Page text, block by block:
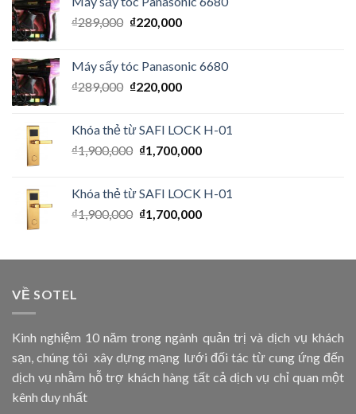
₫289,000 ₫220,000
Máy sấy tóc Panasonic 6680
₫289,000 ₫220,000
Khóa thẻ từ SAFI LOCK H-01
₫1,900,000 ₫1,700,000
Khóa thẻ từ SAFI LOCK H-01
₫1,900,000 ₫1,700,000
VỀ SOTEL
Kinh nghiệm 10 năm trong ngành quản trị và dịch vụ khách
sạn, chúng tôi xây dựng mạng lưới đối tác từ cung ứng đến
dịch vụ nhằm hỗ trợ khách hàng tất cả dịch vụ chỉ quan một
kênh duy nhất